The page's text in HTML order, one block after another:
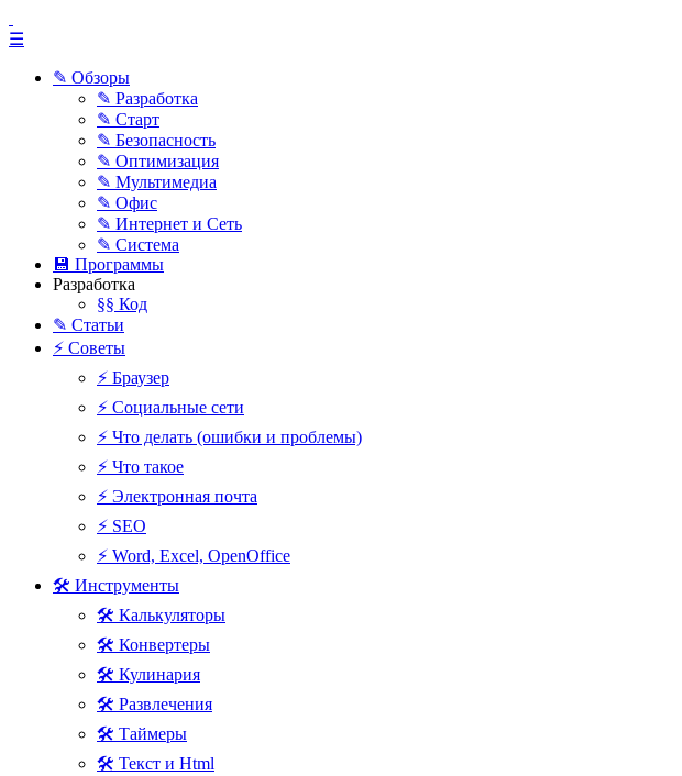
☰
✎ Обзоры
✎ Разработка
✎ Старт
✎ Безопасность
✎ Оптимизация
✎ Мультимедиа
✎ Офис
✎ Интернет и Сеть
✎ Система
💾 Программы
Разработка
§§ Код
✎ Статьи
⚡ Советы
⚡ Браузер
⚡ Социальные сети
⚡ Что делать (ошибки и проблемы)
⚡ Что такое
⚡ Электронная почта
⚡ SEO
⚡ Word, Excel, OpenOffice
🛠 Инструменты
🛠 Калькуляторы
🛠 Конвертеры
🛠 Кулинария
🛠 Развлечения
🛠 Таймеры
🛠 Текст и Html